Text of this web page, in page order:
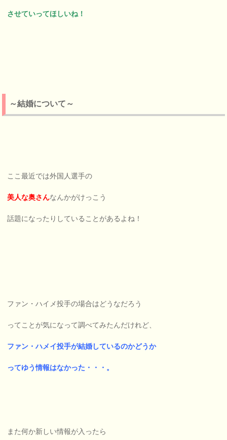
させていってほしいね！
～結婚について～
ここ最近では外国人選手の
美人な奥さんなんかがけっこう
話題になったりしていることがあるよね！
ファン・ハイメ投手の場合はどうなだろう
ってことが気になって調べてみたんだけれど、
ファン・ハメイ投手が結婚しているのかどうか
ってゆう情報はなかった・・・。
また何か新しい情報が入ったら